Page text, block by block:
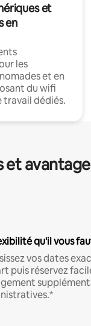
et
en
les
et en
du wifi
travail dédiés.
et
qu'il vous
vos dates
puis réservez